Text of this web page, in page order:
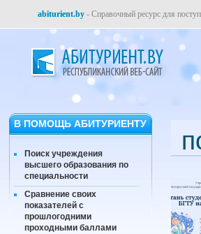
abiturient.by - Справочный ресурс для
В ПОМОЩЬ АБИТУРИЕНТУ
Поиск учреждения
высшего образования по
специальности
Сравнение своих
показателей с
прошлогодними
проходными баллами